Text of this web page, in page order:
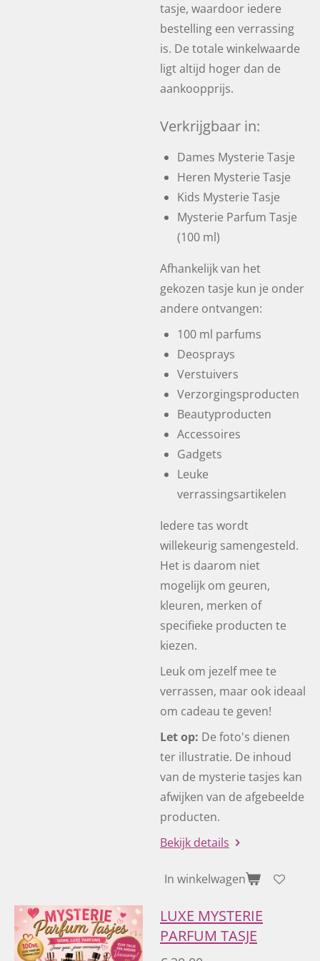
tasje, waardoor iedere
bestelling een verrassing
is. De totale winkelwaarde
ligt altijd hoger dan de
aankoopprijs.
Verkrijgbaar in:
Dames Mysterie Tasje
Heren Mysterie Tasje
Kids Mysterie Tasje
Mysterie Parfum Tasje
(100 ml)
Afhankelijk van het
gekozen tasje kun je onder
andere ontvangen:
100 ml parfums
Deosprays
Verstuivers
Verzorgingsproducten
Beautyproducten
Accessoires
Gadgets
Leuke
verrassingsartikelen
Iedere tas wordt
willekeurig samengesteld.
Het is daarom niet
mogelijk om geuren,
kleuren, merken of
specifieke producten te
kiezen.
Leuk om jezelf mee te
verrassen, maar ook ideaal
om cadeau te geven!
Let op: De foto's dienen
ter illustratie. De inhoud
van de mysterie tasjes kan
afwijken van de afgebeelde
producten.
Bekijk details
In winkelwagen
LUXE MYSTERIE
PARFUM TASJE